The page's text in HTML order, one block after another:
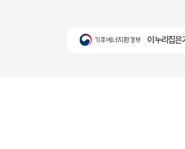
이 누리집은